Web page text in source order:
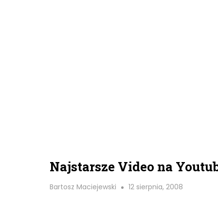
Najstarsze Video na
Bartosz Maciejewski 12 sierpnia, 2008